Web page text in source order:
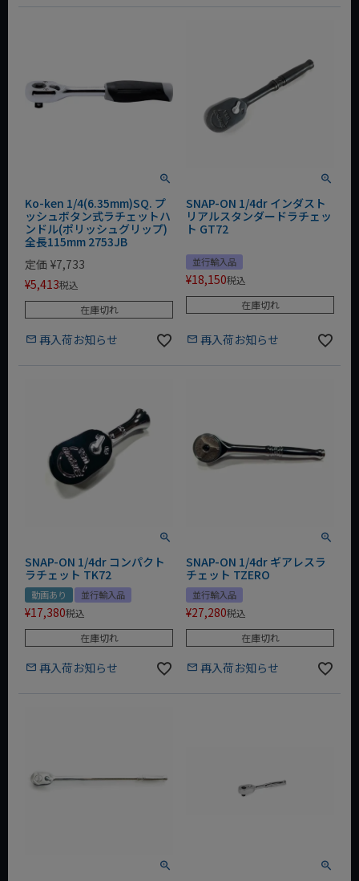
Ko-ken 1/4(6.35mm)SQ. プ
ッシュボタン式ラチェットハ
ンドル(ポリッシュグリップ)
全長115mm 2753JB
定価 ¥7,733
¥5,413税込
在庫切れ
再入荷お知らせ
SNAP-ON 1/4dr インダスト
リアルスタンダードラチェッ
ト GT72
並行輸入品
¥18,150税込
在庫切れ
再入荷お知らせ
SNAP-ON 1/4dr コンパクト
ラチェット TK72
動画あり 並行輸入品
¥17,380税込
在庫切れ
再入荷お知らせ
SNAP-ON 1/4dr ギアレスラ
チェット TZERO
並行輸入品
¥27,280税込
在庫切れ
再入荷お知らせ